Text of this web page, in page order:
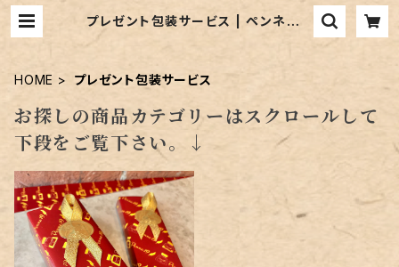
プレゼント包装サービス | ペンネジュ
HOME プレゼント包装サービス
お探しの商品カテゴリーはスクロールして
下段をご覧下さい。↓